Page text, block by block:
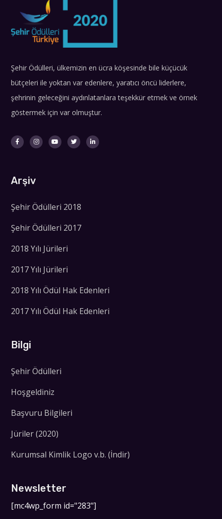
Şehir Ödülleri, ülkemizin en ücra köşesinde bile küçücük
bütçeleri ile yoktan var edenlere, yaratıcı öncü liderlere,
şehrinin geleceğini aydınlatanlara teşekkür etmek ve örnek
göstermek için var olmuştur.
Arşiv
Şehir Ödülleri 2018
Şehir Ödülleri 2017
2018 Yılı Jürileri
2017 Yılı Jürileri
2018 Yılı Ödül Hak Edenleri
2017 Yılı Ödül Hak Edenleri
Bilgi
Şehir Ödülleri
Hoşgeldiniz
Başvuru Bilgileri
Jüriler (2020)
Kurumsal Kimlik Logo v.b. (İndir)
Newsletter
[mc4wp_form id="283"]